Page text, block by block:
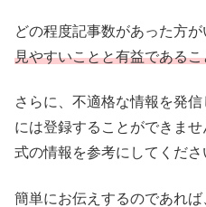
どの程度記事数があった方
見やすいことと有益であるこ
さらに、不適格な情報を発
には登録することができま
式の情報を参考にしてくださ
簡単にお伝えするのであれば